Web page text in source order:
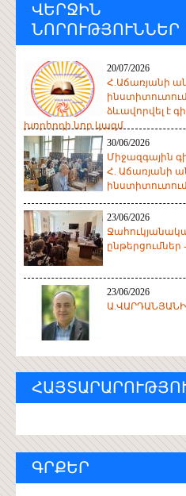
ՎԵՐՋԻՆ
ՆՈՐՈՒԹՅՈՒՆՆԵՐ
20/07/2026
Հ.Աճառյանի
ձևավորվել է
խորհրդի նոր կազմ
30/06/2026
Միջազգային
Հ. Աճառյանի
23/06/2026
ընթերցումներ -
23/06/2026
ԳՐՔԵՐ